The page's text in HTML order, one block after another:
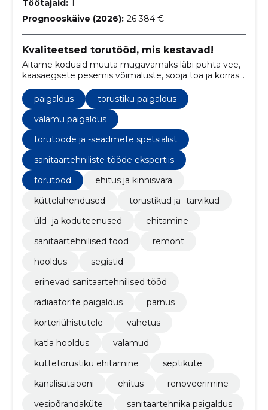
Töötajaid:
Prognooskäive (2026): 26 384 €
Kvaliteetsed torutööd, mis kestavad!
Aitame kodusid muuta mugavamaks läbi puhta vee,
kaasaegsete pesemis võimaluste, sooja toa ja korras
paigaldus
torustiku paigaldus
valamu paigaldus
torutööde ja -seadmete spetsialist
sanitaartehniliste tööde ekspertiis
torutööd
ehitus ja kinnisvara
küttelahendused
torustikud ja -tarvikud
üld- ja koduteenused
ehitamine
sanitaartehnilised tööd
remont
hooldus
segistid
erinevad sanitaartehnilised tööd
radiaatorite paigaldus
pärnus
korteriühistutele
vahetus
katla hooldus
valamud
küttetorustiku ehitamine
septikute
kanalisatsiooni
ehitus
renoveerimine
vesipõrandaküte
sanitaartehnika paigaldus